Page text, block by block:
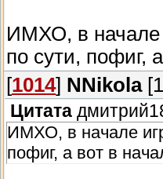
ИМХО, в начале
по сути, пофиг,
[1014] NNikola
Цитата
ИМХО, в начале
пофиг, а вот в